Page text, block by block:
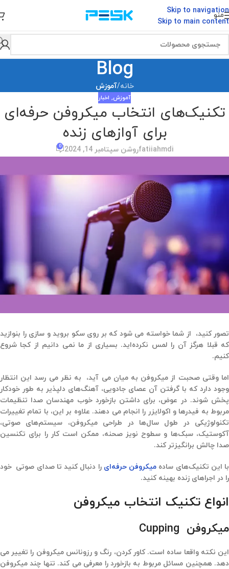
Skip to navigation
Skip to main content
منو
Blog
خانه/آموزش
آموزش, اخبار
تکنیک‌های انتخاب میکروفن حرفه‌ای
برای آوازهای زنده
fatiiahmdiروشن سپتامبر 14, 2024 0
تصور کنید، از شما خواسته می شود که بر روی سکو بروید و سازی را بنوازید
که قبلا هرگز آن را لمس نکرده‌اید. بسیاری از ما نمی دانیم از کجا شروع
کنیم.
اما وقتی صحبت از میکروفن به میان می آید، به نظر می رسد این انتظار
وجود دارد که با گرفتن آن عصای جادویی، آهنگ‌های دلپذیر به طور خودکار
پخش شوند. در عوض، برای داشتن بازخورد خوب مهندسان صدا تنظیمات
مربوط به فیدرها و اکولایزر را انجام می دهند. علاوه بر این، با تمام تغییرات
تکنولوژیکی در طول سال‌ها در طراحی میکروفن، سیستم‌های صوتی،
آکوستیک، سبک‌ها و سطوح نویز صحنه، ممکن است کار را برای تکنسین
صدا چالش برانگیزتر کند.
با این تکنیک‌های ساده میکروفن حرفه‌ای را دنبال کنید تا صدای صوتی خود
را در اجراهای زنده بهینه کنید.
انواع تکنیک‌ انتخاب میکروفن
میکروفن Cupping
این نکته واقعا ساده است. کاور کردن، رنگ و رزونانس میکروفن را تغییر می
دهد. همچنین مسائل مربوط به بازخورد را معرفی می کند. تنها چند میکروفن